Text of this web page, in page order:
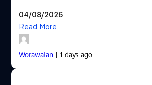
04/08/2026
Read More
Worawalan| 1 days ago